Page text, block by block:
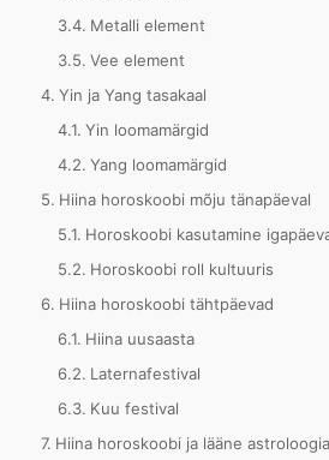
Metalli element
Vee element
Yin ja Yang tasakaal
Yin loomamärgid
Yang loomamärgid
Hiina horoskoobi mõju tänapäeval
Horoskoobi kasutamine
Horoskoobi roll kultuuris
Hiina horoskoobi tähtpäevad
Hiina uusaasta
Laternafestival
Kuu festival
Hiina horoskoobi ja lääne